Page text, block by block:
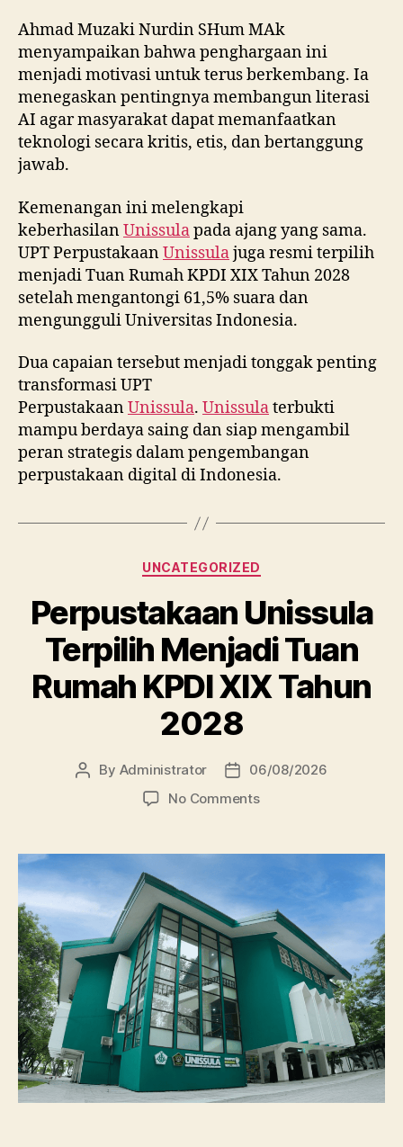
Ahmad Muzaki Nurdin SHum MAk
menyampaikan bahwa penghargaan ini
menjadi motivasi untuk terus berkembang. Ia
menegaskan pentingnya membangun literasi
AI agar masyarakat dapat memanfaatkan
teknologi secara kritis, etis, dan bertanggung
jawab.
Kemenangan ini melengkapi
keberhasilanUnissulapada ajang yang sama.
UPT PerpustakaanUnissulajuga resmi terpilih
menjadi Tuan Rumah KPDI XIX Tahun 2028
setelah mengantongi 61,5% suara dan
mengungguli Universitas Indonesia.
Dua capaian tersebut menjadi tonggak penting
transformasi UPT
PerpustakaanUnissula. Unissulaterbukti
mampu berdaya saing dan siap mengambil
peran strategis dalam pengembangan
perpustakaan digital di Indonesia.
Categories
UNCATEGORIZED
Perpustakaan Unissula
Terpilih Menjadi Tuan
Rumah KPDI XIX Tahun
2028
Post
By Administrator
Post
date
06/08/2026
No Commentson
Terpilih
Rumah
KPDI
XIX
Tahun
2028